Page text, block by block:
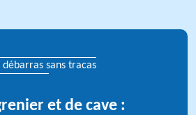
sans tracas
et de cave :